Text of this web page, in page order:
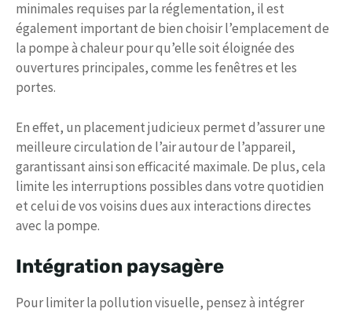
minimales requises par la réglementation, il est
également important de bien choisir l’emplacement de
la pompe à chaleur pour qu’elle soit éloignée des
ouvertures principales, comme les fenêtres et les
portes.
En effet, un placement judicieux permet d’assurer une
meilleure circulation de l’air autour de l’appareil,
garantissant ainsi son efficacité maximale. De plus, cela
limite les interruptions possibles dans votre quotidien
et celui de vos voisins dues aux interactions directes
avec la pompe.
Intégration paysagère
Pour limiter la pollution visuelle, pensez à intégrer